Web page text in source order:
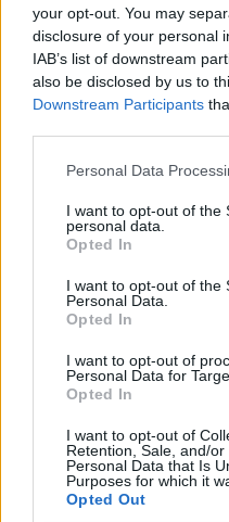
your opt-out. You may
disclosure of your personal
IAB’s list of downstream
also be disclosed by us to
Downstream Participants
Personal Data
I want to opt-out of the
personal data.
Opted In
I want to opt-out of the
Personal Data.
Opted In
I want to opt-out of
Personal Data for
Opted In
I want to opt-out of
Retention, Sale, and/
Personal Data that Is
Purposes for which it
Opted Out
VAI ALLA
Il materiale (testo, foto e video)
Alcune foto (screenshot) ed articoli
da internet, in quanto arrivati alla